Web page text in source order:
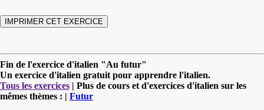
Fin de l'exercice d'italien "Au futur"
Un exercice d'italien gratuit pour apprendre l'italien.
Tous les exercices | Plus de cours et d'exercices d'italien sur les
mêmes thèmes : | Futur